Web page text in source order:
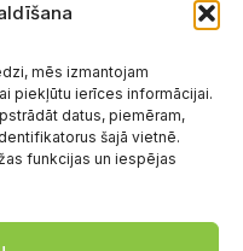
mēs izmantojam
piekļūtu ierīces informācijai.
datus, piemēram,
šajā vietnē.
funkcijas un iespējas